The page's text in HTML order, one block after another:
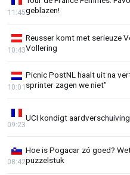
geblazen!
11:45
Reusser komt met serieuze
Vollering
10:43
Picnic PostNL haalt uit na
sprinter zagen we niet"
10:01
UCI kondigt
09:23
Hoe is Pogacar zó goed?
puzzelstuk
08:42